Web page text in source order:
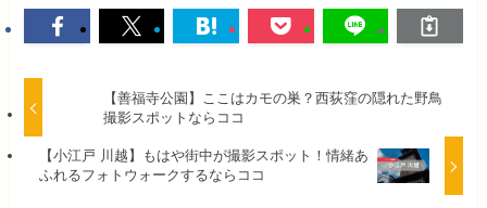
【善福寺公園】ここはカモの巣？西荻窪の隠れた野
鳥撮影スポットならココ
【小江戸 川越】もはや街中が撮影スポット！情緒あ
ふれるフォトウォークするならココ